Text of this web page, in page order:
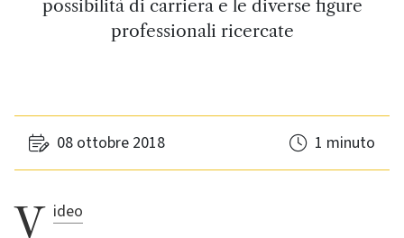
possibilità di carriera e le diverse figure
professionali ricercate
08 ottobre 2018 1 minuto
Video